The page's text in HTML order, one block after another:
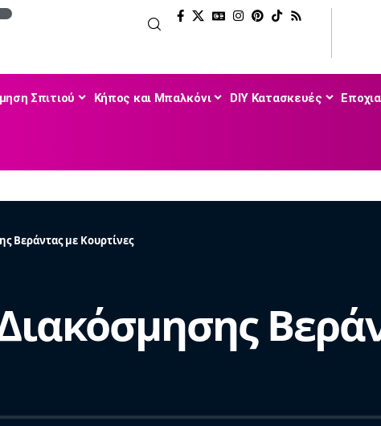
Σπιτιού Κήπος και Μπαλκόνι DIY Κατασκευές
Βεράντας με Κουρτίνες